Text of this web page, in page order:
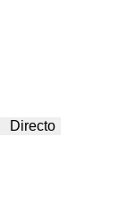
Directo